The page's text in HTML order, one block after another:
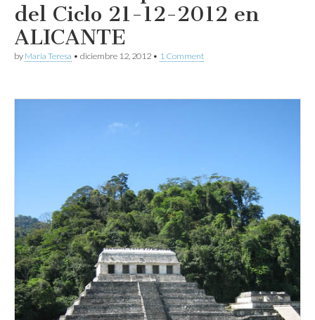
encantada
del Ciclo 21-12-2012 en
ALICANTE
by Maria Teresa • diciembre 12, 2012 • 1 Comment